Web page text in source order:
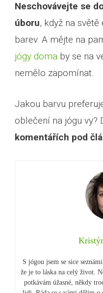
Neschovávejte se
úboru, když na
barev. A mějte na
jógy doma by se na
nemělo zapomínat.
Jakou barvu
oblečení na jógu vy?
komentářích pod
S jógou jsem se sice
že je to láska na celý život.
potkávám úžasné, někdy